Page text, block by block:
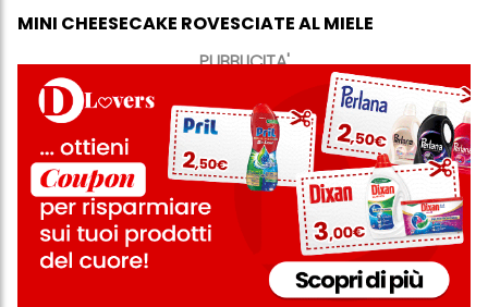
PUBBLICITA'
MINI CHEESECAKE ROVESCIATE AL MIELE